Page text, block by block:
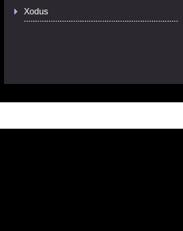
Xodus